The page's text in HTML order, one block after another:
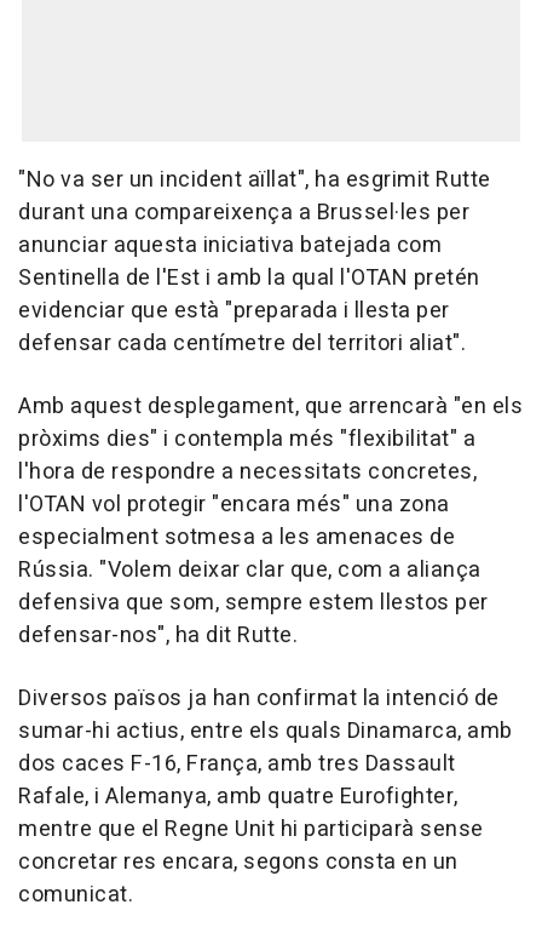
"No va ser un incident aïllat", ha esgrimit Rutte
durant una compareixença a Brussel·les per
anunciar aquesta iniciativa batejada com
Sentinella de l'Est i amb la qual l'OTAN pretén
evidenciar que està "preparada i llesta per
defensar cada centímetre del territori aliat".
Amb aquest desplegament, que arrencarà "en els
pròxims dies" i contempla més "flexibilitat" a
l'hora de respondre a necessitats concretes,
l'OTAN vol protegir "encara més" una zona
especialment sotmesa a les amenaces de
Rússia. "Volem deixar clar que, com a aliança
defensiva que som, sempre estem llestos per
defensar-nos", ha dit Rutte.
Diversos països ja han confirmat la intenció de
sumar-hi actius, entre els quals Dinamarca, amb
dos caces F-16, França, amb tres Dassault
Rafale, i Alemanya, amb quatre Eurofighter,
mentre que el Regne Unit hi participarà sense
concretar res encara, segons consta en un
comunicat.